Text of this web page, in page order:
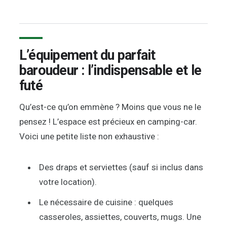
L’équipement du parfait
baroudeur : l’indispensable et le
futé
Qu’est-ce qu’on emmène ? Moins que vous ne le
pensez ! L’espace est précieux en camping-car.
Voici une petite liste non exhaustive :
Des draps et serviettes (sauf si inclus dans
votre location).
Le nécessaire de cuisine : quelques
casseroles, assiettes, couverts, mugs. Une